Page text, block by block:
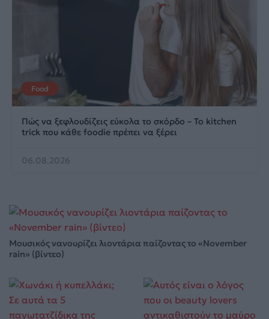
Food
Πώς να ξεφλουδίζεις εύκολα το σκόρδο – Το kitchen
trick που κάθε foodie πρέπει να ξέρει
06.08.2026
Μουσικός νανουρίζει λιοντάρια παίζοντας το «November
rain» (βίντεο)